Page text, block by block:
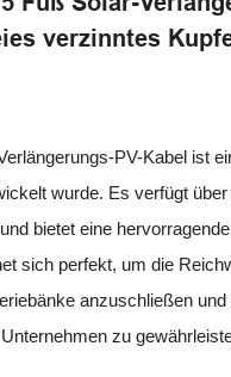
verzinntes
PV-Kabel ist
wurde. Es verfügt
bietet eine
sich perfekt, um die
anzuschließen
zu